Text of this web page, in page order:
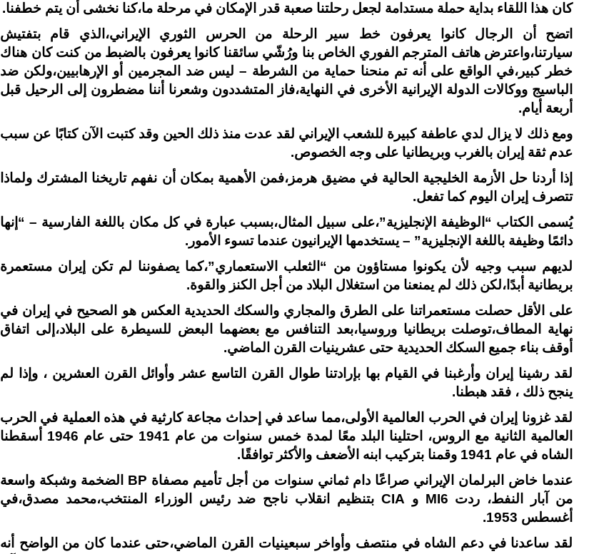
كان هذا اللقاء بداية حملة مستدامة لجعل رحلتنا صعبة قدر الإمكان في مرحلة ما،كنا نخشى أن يتم خطفنا.
اتضح أن الرجال كانوا يعرفون خط سير الرحلة من الحرس الثوري الإيراني،الذي قام بتفتيش
سيارتنا،واعترض هاتف المترجم الفوري الخاص بنا ورُشّي سائقنا كانوا يعرفون بالضبط من كنت كان هناك
خطر كبير،في الواقع على أنه تم منحنا حماية من الشرطة – ليس ضد المجرمين أو الإرهابيين،ولكن ضد
الباسيج ووكالات الدولة الإيرانية الأخرى في النهاية،فاز المتشددون وشعرنا أننا مضطرون إلى الرحيل قبل
أربعة أيام.
ومع ذلك لا يزال لدي عاطفة كبيرة للشعب الإيراني لقد عدت منذ ذلك الحين وقد كتبت الآن كتابًا عن سبب
عدم ثقة إيران بالغرب وبريطانيا على وجه الخصوص.
إذا أردنا حل الأزمة الخليجية الحالية في مضيق هرمز،فمن الأهمية بمكان أن نفهم تاريخنا المشترك ولماذا
تتصرف إيران اليوم كما تفعل.
يُسمى الكتاب “الوظيفة الإنجليزية”،على سبيل المثال،بسبب عبارة في كل مكان باللغة الفارسية – “إنها
دائمًا وظيفة باللغة الإنجليزية” – يستخدمها الإيرانيون عندما تسوء الأمور.
لديهم سبب وجيه لأن يكونوا مستاؤون من “الثعلب الاستعماري”،كما يصفوننا لم تكن إيران مستعمرة
بريطانية أبدًا،لكن ذلك لم يمنعنا من استغلال البلاد من أجل الكنز والقوة.
على الأقل حصلت مستعمراتنا على الطرق والمجاري والسكك الحديدية العكس هو الصحيح في إيران في
نهاية المطاف،توصلت بريطانيا وروسيا،بعد التنافس مع بعضهما البعض للسيطرة على البلاد،إلى اتفاق
أوقف بناء جميع السكك الحديدية حتى عشرينيات القرن الماضي.
لقد رشينا إيران وأرغبنا في القيام بها بإرادتنا طوال القرن التاسع عشر وأوائل القرن العشرين ، وإذا لم
ينجح ذلك ، فقد هبطنا.
لقد غزونا إيران في الحرب العالمية الأولى،مما ساعد في إحداث مجاعة كارثية في هذه العملية في الحرب
العالمية الثانية مع الروس، احتلينا البلد معًا لمدة خمس سنوات من عام 1941 حتى عام 1946
أسقطنا
الشاه في عام 1941 وقمنا بتركيب ابنه الأضعف والأكثر توافقًا.
عندما خاض البرلمان الإيراني صراعًا دام ثماني سنوات من أجل تأميم مصفاة BP الضخمة وشبكة واسعة
من آبار النفط، ردت MI6 و CIA بتنظيم انقلاب ناجح ضد رئيس الوزراء المنتخب،محمد مصدق،في
أغسطس 1953.
لقد ساعدنا في دعم الشاه في منتصف وأواخر سبعينيات القرن الماضي،حتى عندما كان من الواضح أنه